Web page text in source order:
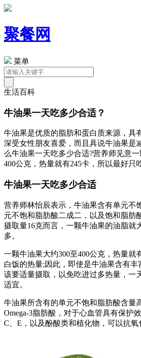
聚餐网
菜单
生活百科
牛油果一天吃多少合适？
牛油果是优质的脂肪和蛋白质来源，具
深受女性朋友喜爱，而且具说牛油果是
么牛油果一天吃多少合适?营养师见意
400公克，热量就有245卡，所以最好只
牛油果一天吃多少合适
营养师林怡辰表示，牛油果含有单元不
元不饱和脂肪酸二成二，以及饱和脂肪
摄取量16克而言，一颗牛油果的油脂就
多。
一颗牛油果大约300至400公克，热量就
白饭的热量;因此，即使是牛油果含有丰
该要适量摄取，以免吃进过多热量，一
适宜。
牛油果所含有的单元不饱和脂肪酸含量
Omega-3脂肪酸，对于心血管具有保护
C、E，以及酚酸类和植化物，可以抗氧